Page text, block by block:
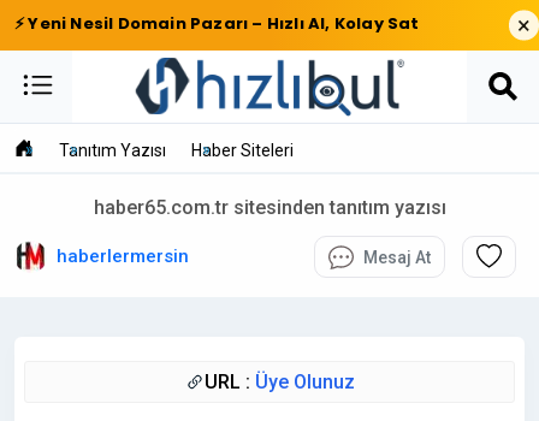
⚡ Yeni Nesil Domain Pazarı – Hızlı Al, Kolay Sat ×
Tanıtım Yazısı Haber Siteleri
haber65.com.tr sitesinden tanıtım yazısı
haberlermersin Mesaj At
URL : Üye Olunuz